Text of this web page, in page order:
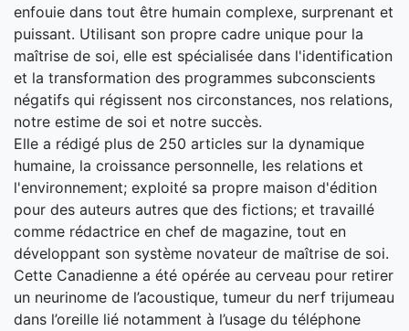
enfouie dans tout être humain complexe, surprenant et
puissant. Utilisant son propre cadre unique pour la
maîtrise de soi, elle est spécialisée dans l'identification
et la transformation des programmes subconscients
négatifs qui régissent nos circonstances, nos relations,
notre estime de soi et notre succès.
Elle a rédigé plus de 250 articles sur la dynamique
humaine, la croissance personnelle, les relations et
l'environnement; exploité sa propre maison d'édition
pour des auteurs autres que des fictions; et travaillé
comme rédactrice en chef de magazine, tout en
développant son système novateur de maîtrise de soi.
Cette Canadienne a été opérée au cerveau pour retirer
un neurinome de l’acoustique, tumeur du nerf trijumeau
dans l’oreille lié notamment à l’usage du téléphone